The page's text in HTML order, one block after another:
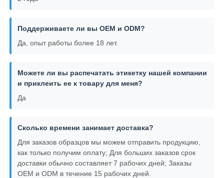
Поддерживаете ли вы OEM и ODM?
Да, опыт работы более 18 лет.
Можете ли вы распечатать этикетку нашей компании
и приклеить ее к товару для меня?
Да
Сколько времени занимает доставка?
Для заказов образцов мы можем отправить продукцию,
как только получим оплату; Для больших заказов срок
доставки обычно составляет 7 рабочих дней; Заказы
OEM и ODM в течение 15 рабочих дней.